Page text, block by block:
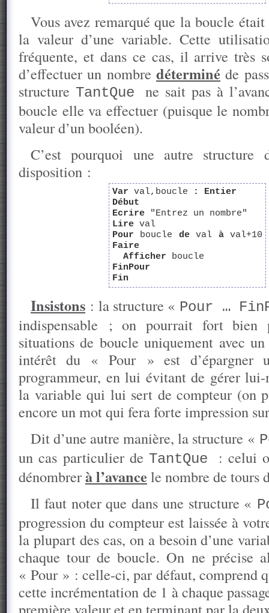
Vous avez remarqué que la boucle
la valeur d’une variable. Cette
fréquente, et dans ce cas, il arrive très
d’effectuer un nombre déterminé de
structure TantQue ne sait pas à
boucle elle va effectuer (puisque le
valeur d’un booléen).
C’est pourquoi une autre
disposition :
Var val,boucle :
Entier
Début
Ecrire "Entrez un nombre"
Lire val
Pour boucle deval àval+10
Faire
Afficher boucle
FinPour
Fin
Insistons : la structure « Pour …
indispensable ; on pourrait fort bien
situations de boucle uniquement avec
intérêt du « Pour » est
programmeur, en lui évitant de gérer
la variable qui lui sert de compteur (on
encore un mot qui fera forte impression
Dit d’une autre manière, la structure «
un cas particulier de TantQue : celui
dénombrerà l’avancele nombre de tours
Il faut noter que dans une structure «
progression du compteur est laissée à
la plupart des cas, on a besoin d’une
chaque tour de boucle. On ne précise
« Pour » : celle-ci, par défaut, comprend
cette incrémentation de 1 à chaque
première valeur et en terminant par la